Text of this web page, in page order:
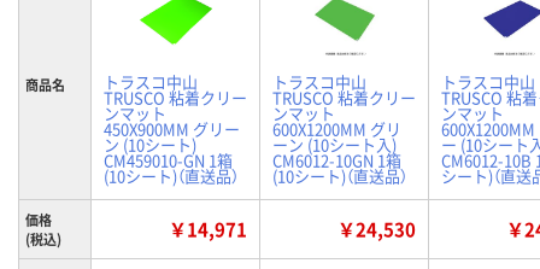
商品名 トラスコ中山
TRUSCO 粘着クリー
ンマット
450X900MM グリー
ン (10シート)
CM459010-GN 1箱
(10シート)（直送品）
トラスコ中山
TRUSCO 粘着クリー
ンマット
600X1200MM グリ
ーン (10シート入)
CM6012-10GN 1箱
(10シート)（直送品）
トラスコ中山
TRUSCO 粘
ンマット
600X1200MM
ー (10シート
CM6012-10B
シート)（直送
価格
(税込)
￥14,971 ￥24,530 ￥